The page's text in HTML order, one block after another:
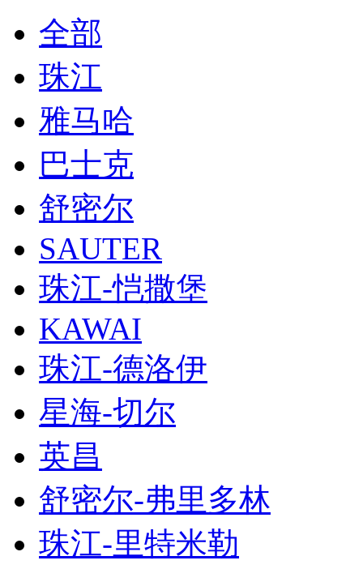
全部
珠江
雅马哈
巴士克
舒密尔
SAUTER
珠江-恺撒堡
KAWAI
珠江-德洛伊
星海-切尔
英昌
舒密尔-弗里多林
珠江-里特米勒